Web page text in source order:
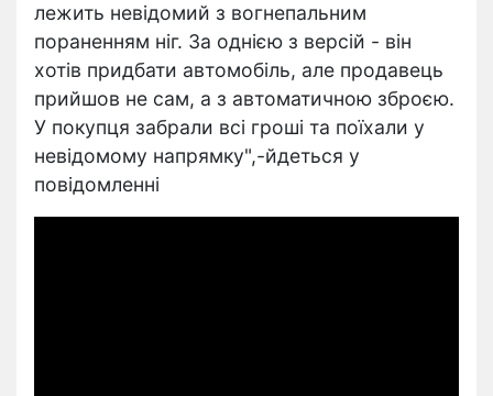
лежить невідомий з вогнепальним
пораненням ніг. За однією з версій - він
хотів придбати автомобіль, але продавець
прийшов не сам, а з автоматичною зброєю.
У покупця забрали всі гроші та поїхали у
невідомому напрямку",-йдеться у
повідомленні